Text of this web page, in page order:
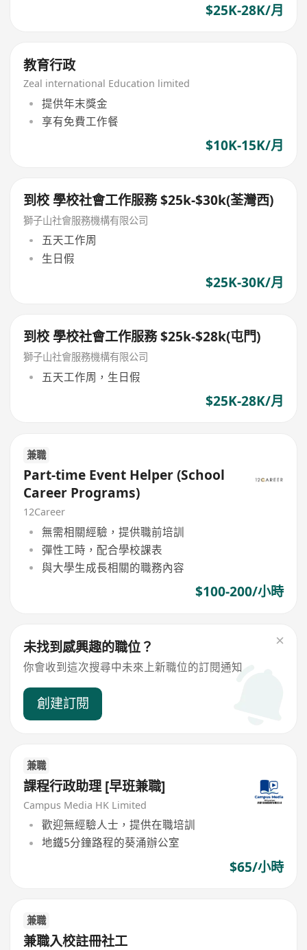
$25K-28K/月
教育行政
Zeal international Education limited
提供年末獎金
享有免費工作餐
$10K-15K/月
到校 學校社會工作服務 $25k-$30k(荃灣西)
獅子山社會服務機構有限公司
五天工作周
生日假
$25K-30K/月
到校 學校社會工作服務 $25k-$28k(屯門)
獅子山社會服務機構有限公司
五天工作周，生日假
$25K-28K/月
兼職
Part-time Event Helper (School
Career Programs)
12Career
無需相關經驗，提供職前培訓
彈性工時，配合學校課表
與大學生成長相關的職務內容
$100-200/小時
未找到感興趣的職位？
你會收到這次搜尋中未來上新職位的訂閱通知
創建訂閱
兼職
課程行政助理 [早班兼職]
Campus Media HK Limited
歡迎無經驗人士，提供在職培訓
地鐵5分鐘路程的葵涌辦公室
$65/小時
兼職
兼職入校註冊社工